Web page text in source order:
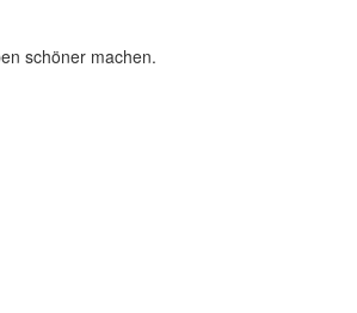
schöner machen.